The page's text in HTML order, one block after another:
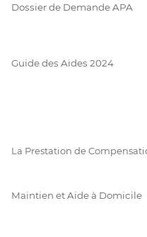
Dossier de Demande APA
Guide des Aides 2024
La Prestation de
Maintien et Aide à Domicile